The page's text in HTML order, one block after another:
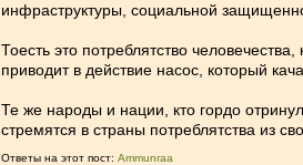
инфраструктуры, социальной
Тоесть это потреблятство
приводит в действие насос, который
Те же народы и нации, кто гордо
стремятся в страны потреблятства из
Ответы на этот пост: Ammunraa